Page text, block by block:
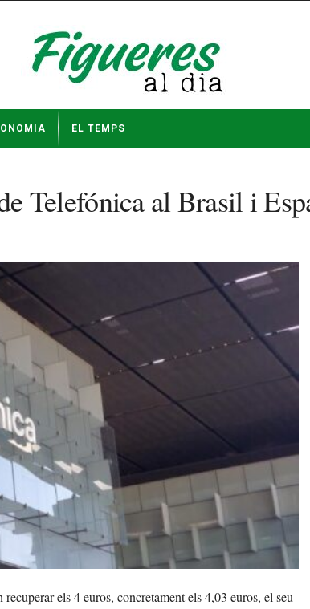
EL TEMPS
Telefónica al Brasil i
els 4 euros, concretament els 4,03 euros, el seu